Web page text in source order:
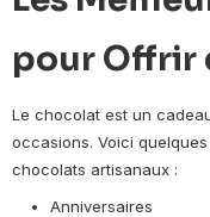
pour Offrir
Le chocolat est un
occasions. Voici
chocolats artisanaux :
Anniversaires